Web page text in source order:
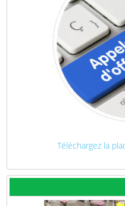
Téléchargez la